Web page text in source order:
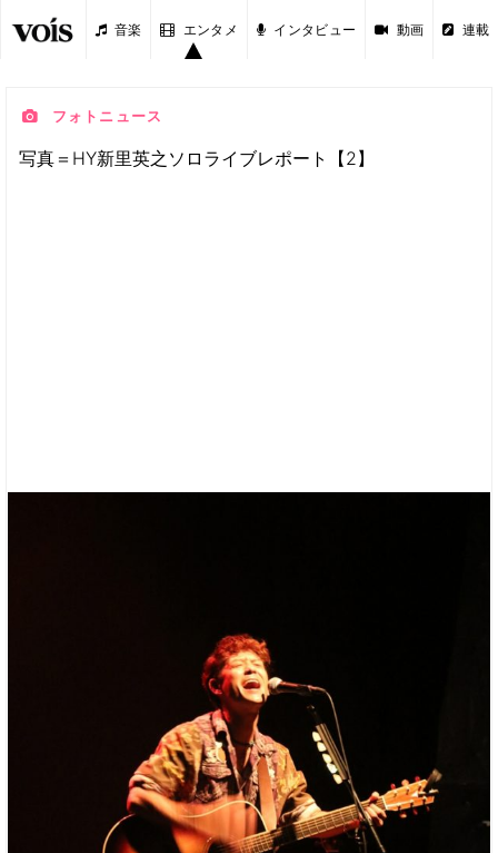
音楽 エンタメ インタビュー 動画 連載
フォトニュース
写真＝HY新里英之ソロライブレポート【2】